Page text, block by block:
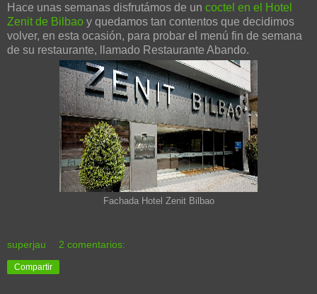
Hace unas semanas disfrutámos de un coctel en el Hotel
Zenit de Bilbao y quedamos tan contentos que decidimos
volver, en esta ocasión, para probar el menú fin de semana
de su restaurante, llamado Restaurante Abando.
Fachada Hotel Zenit Bilbao
superjau 2 comentarios:
Compartir